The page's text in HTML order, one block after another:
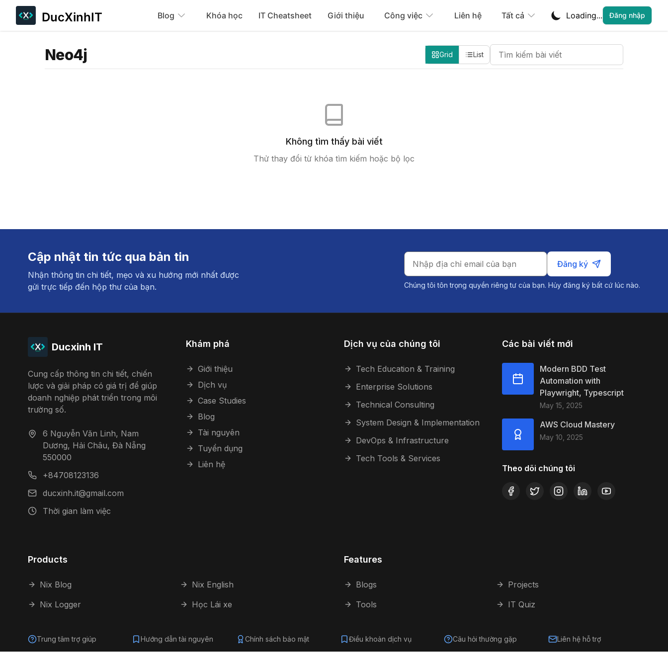
DucXinhIT Blog Khóa học IT Cheatsheet Giới thiệu Công việc Liên hệ Tất cả Loading... Đăng nhập
Neo4j Grid List Search Cheatsheets
Không tìm thấy bài viết
Thử thay đổi từ khóa tìm kiếm hoặc bộ lọc
Cập nhật tin tức qua bản tin
Nhận thông tin chi tiết, mẹo và xu hướng mới nhất được
gửi trực tiếp đến hộp thư của bạn.
Đăng ký
Chúng tôi tôn trọng quyền riêng tư của bạn. Hủy đăng ký bất cứ lúc nào.
Ducxinh IT
Cung cấp thông tin chi tiết, chiến
lược và giải pháp có giá trị để giúp
doanh nghiệp phát triển trong môi
trường số.
6 Nguyễn Văn Linh, Nam
Dương, Hải Châu, Đà Nẵng
550000
+84708123136
ducxinh.it@gmail.com
Thời gian làm việc
Khám phá
Giới thiệu
Dịch vụ
Case Studies
Blog
Tài nguyên
Tuyển dụng
Liên hệ
Dịch vụ của chúng tôi
Tech Education & Training
Enterprise Solutions
Technical Consulting
System Design & Implementation
DevOps & Infrastructure
Tech Tools & Services
Các bài viết mới
Modern BDD Test
Automation with
Playwright, Typescript
May 15, 2025
AWS Cloud Mastery
May 10, 2025
Theo dõi chúng tôi
Products
Nix Blog
Nix English
Nix Logger
Học Lái xe
Features
Blogs
Projects
Tools
IT Quiz
Trung tâm trợ giúp Hướng dẫn tài nguyên Chính sách bảo mật Điều khoản dịch vụ Câu hỏi thường gặp Liên hệ hỗ trợ